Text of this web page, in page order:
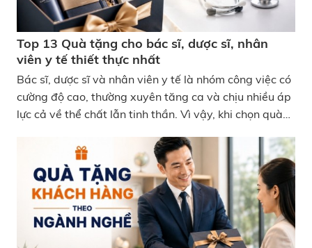
Top 13 Quà tặng cho bác sĩ, dược sĩ, nhân
viên y tế thiết thực nhất
Bác sĩ, dược sĩ và nhân viên y tế là nhóm công việc có
cường độ cao, thường xuyên tăng ca và chịu nhiều áp
lực cả về thể chất lẫn tinh thần. Vì vậy, khi chọn quà
dụng thực tế thường được đánh giá cao hơn những
món quà mang tính hình thức. Nếu bạn đang tìm quà
tặng cho bác sĩ, dược sĩ, nhân viên y tế, dưới đây là
những gợi ý vừa thiết thực vừa dễ tạo thiện cảm. Top
10+ Quà tặng cho bác sĩ, dược sĩ, nhân viên y tế thiết